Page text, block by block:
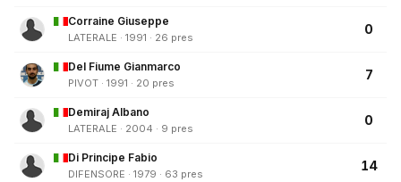
Corraine Giuseppe
LATERALE · 1991 · 26 pres
0
Del Fiume Gianmarco
PIVOT · 1991 · 20 pres
7
Demiraj Albano
LATERALE · 2004 · 9 pres
0
Di Principe Fabio
DIFENSORE · 1979 · 63 pres
14